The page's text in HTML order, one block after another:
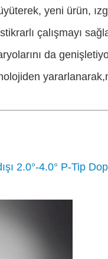
yeni ürün,
çalışmayı
da
2.0°-4.0° P-Tip